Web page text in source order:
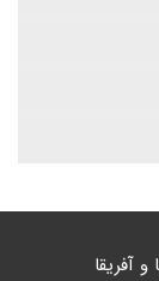
و آفریقا